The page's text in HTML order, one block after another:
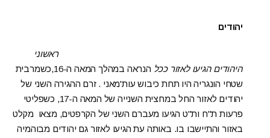
יהודים
ראשוני
היהודים הגיעו לאזור ככל
הנראה במהלך המאה ה-16,כשמרבית
שטחי הונגריה היו תחת כיבוש עות'מאני . זרם ההגירה השני של
יהודים לאזור החל במחצית השנייה של המאה ה-17, כשפליטי
פרעות ת"ח ות"ט הגיעו מעברם השני של הקרפטים, מצאו מקלט
באזור והתיישבו בו. באותה עת הגיעו לאזור גם יהודים מבוהמיה